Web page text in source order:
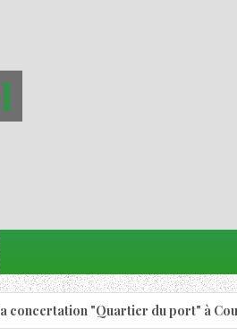
concertation "Quartier du port" à